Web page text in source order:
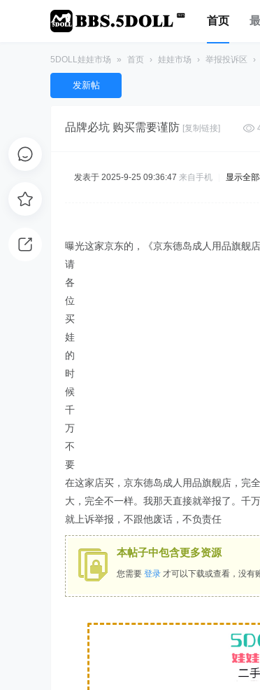
首页
5DOLL娃娃市场 » 首页 › 娃娃市场 › 举报投诉区 ›
发新帖
品牌必坑 购买需要谨防 [复制链接]
发表于 2025-9-25 09:36:47 来自手机 显示全
曝光这家京东的，《京东德岛成人用品旗舰店
请
各
位
买
娃
的
时
候
千
万
不
要
在这家店买，京东德岛成人用品旗舰店，完
大，完全不一样。我那天直接就举报了。千
就上诉举报，不跟他废话，不负责任
本帖子中包含更多资源
您需要 登录 才可以下载或查看，没有